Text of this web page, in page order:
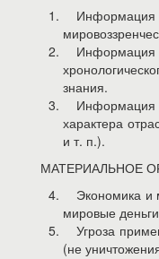
знания.
характера
и т. п.).
МАТЕРИАЛЬНОЕ
Экономика и
мировые
Угроза
(не